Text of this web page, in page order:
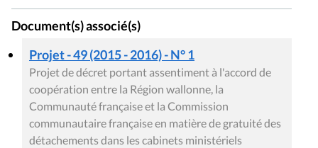
Document(s) associé(s)
Projet - 49 (2015 - 2016) - N° 1
Projet de décret portant assentiment à l'accord de
coopération entre la Région wallonne, la
Communauté française et la Commission
communautaire française en matière de gratuité des
détachements dans les cabinets ministériels